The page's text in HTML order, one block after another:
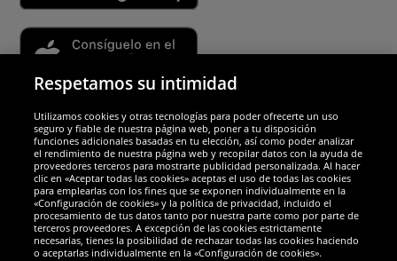
Socios y seguridad
Galardones
Respetamos su intimidad
Utilizamos cookies y otras tecnologías para poder ofrecerte un uso
seguro y fiable de nuestra página web, poner a tu disposición
funciones adicionales basadas en tu elección, así como poder analizar
el rendimiento de nuestra página web y recopilar datos con la ayuda de
proveedores terceros para mostrarte publicidad personalizada. Al hacer
clic en «Aceptar todas las cookies» aceptas el uso de todas las cookies
para emplearlas con los fines que se exponen individualmente en la
«Configuración de cookies» y la política de privacidad, incluido el
procesamiento de tus datos tanto por nuestra parte como por parte de
terceros proveedores. A excepción de las cookies estrictamente
necesarias, tienes la posibilidad de rechazar todas las cookies haciendo
o aceptarlas individualmente en la «Configuración de cookies».